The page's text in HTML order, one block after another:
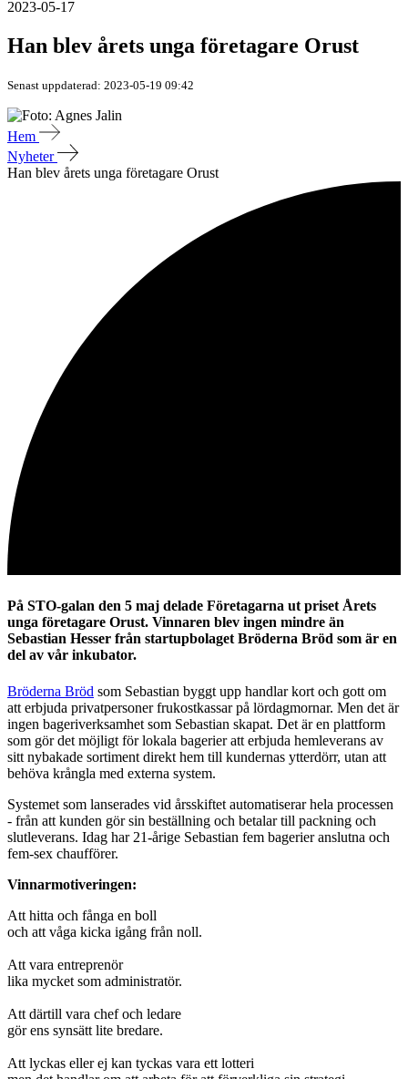
2023-05-17
Han blev årets unga företagare Orust
Senast uppdaterad: 2023-05-19 09:42
Hem
Nyheter
Han blev årets unga företagare Orust
På STO-galan den 5 maj delade Företagarna ut priset Årets
unga företagare Orust. Vinnaren blev ingen mindre än
Sebastian Hesser från startupbolaget Bröderna Bröd som är en
del av vår inkubator.
Bröderna Bröd som Sebastian byggt upp handlar kort och gott om
att erbjuda privatpersoner frukostkassar på lördagmornar. Men det är
ingen bageriverksamhet som Sebastian skapat. Det är en plattform
som gör det möjligt för lokala bagerier att erbjuda hemleverans av
sitt nybakade sortiment direkt hem till kundernas ytterdörr, utan att
behöva krångla med externa system.
Systemet som lanserades vid årsskiftet automatiserar hela processen
- från att kunden gör sin beställning och betalar till packning och
slutleverans. Idag har 21-årige Sebastian fem bagerier anslutna och
fem-sex chaufförer.
Vinnarmotiveringen:
Att hitta och fånga en boll
och att våga kicka igång från noll.
Att vara entreprenör
lika mycket som administratör.
Att därtill vara chef och ledare
gör ens synsätt lite bredare.
Att lyckas eller ej kan tyckas vara ett lotteri